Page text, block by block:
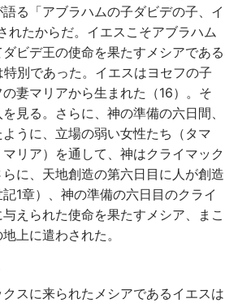
る「アブラハムの子ダビデの子、イ
れたからだ。イエスこそアブラハム
ビデ王の使命を果たすメシアである
特別であった。イエスはヨセフの子
妻マリアから生まれた（16）。そ
見る。さらに、神の準備の六日間、
うに、立場の弱い女性たち（タマ
リア）を通して、神はクライマック
に、天地創造の第六日目に人が創造
1章）、神の準備の六日目のクライ
えられた使命を果たすメシア、まこ
上に遣わされた。
スに来られたメシアであるイエスは